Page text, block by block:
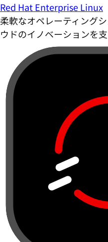
Red Hat Enterprise Linux
柔軟なオペレーティング
ウドのイノベーションを支